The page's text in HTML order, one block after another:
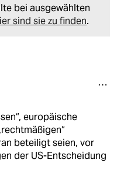
bei ausgewählten
sind sie zu finden.
europäische
beteiligt seien, vor
der US-Entscheidung